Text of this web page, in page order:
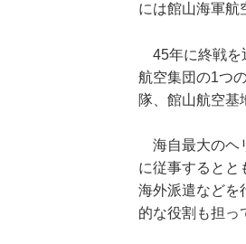
には館山海軍航
45年に終戦を
航空集団の1つ
隊、館山航空基
海自最大のヘ
に従事するとと
海外派遣などを
的な役割も担っ